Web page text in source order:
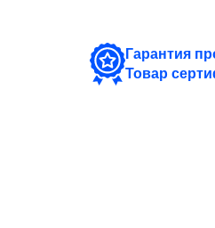
Гарантия
Товар